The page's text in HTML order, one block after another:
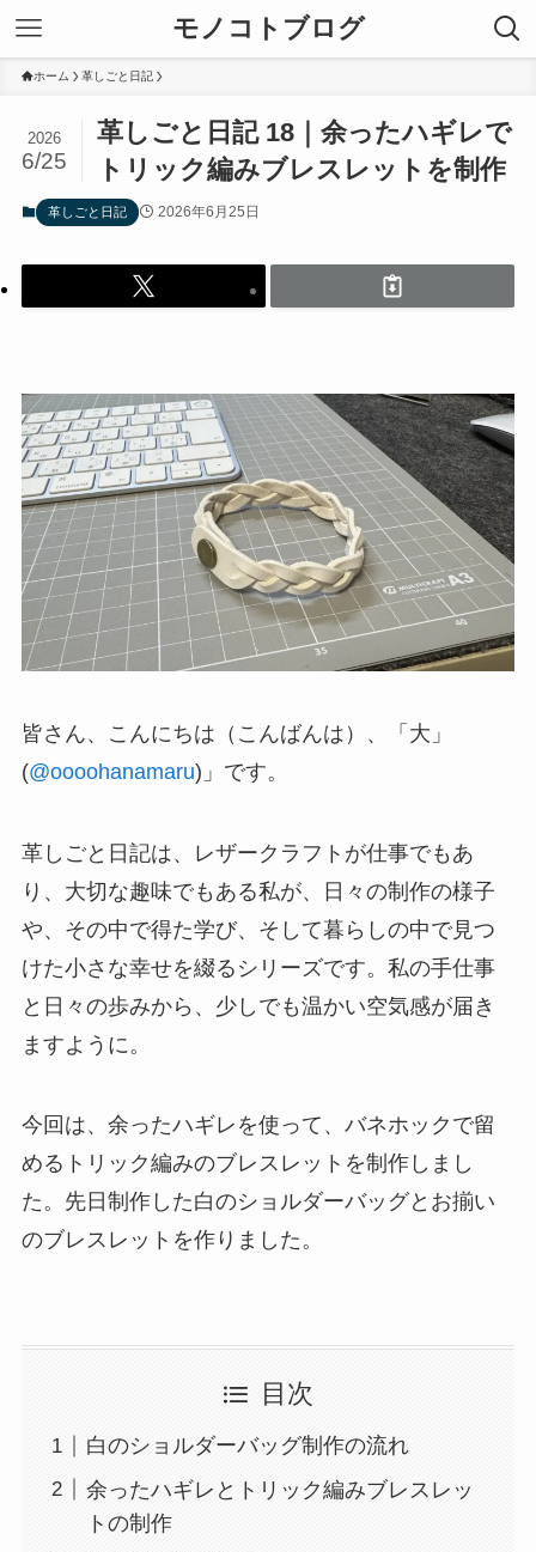
モノコトブログ
ホーム 革しごと日記
革しごと日記 18｜余ったハギレで
トリック編みブレスレットを制作
2026
6/25
革しごと日記 2026年6月25日
皆さん、こんにちは（こんばんは）、「大」
(@oooohanamaru)」です。
革しごと日記は、レザークラフトが仕事でもあ
り、大切な趣味でもある私が、日々の制作の様子
や、その中で得た学び、そして暮らしの中で見つ
けた小さな幸せを綴るシリーズです。私の手仕事
と日々の歩みから、少しでも温かい空気感が届き
ますように。
今回は、余ったハギレを使って、バネホックで留
めるトリック編みのブレスレットを制作しまし
た。先日制作した白のショルダーバッグとお揃い
のブレスレットを作りました。
目次
白のショルダーバッグ制作の流れ
余ったハギレとトリック編みブレスレッ
トの制作